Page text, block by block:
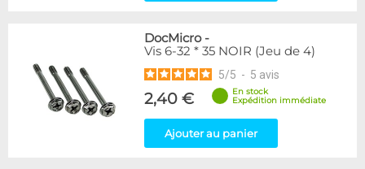
DocMicro-
Vis 6-32 * 35 NOIR (Jeu de 4)
5/5 - 5 avis
2,40 €
En stock
Expédition immédiate
Ajouter au panier